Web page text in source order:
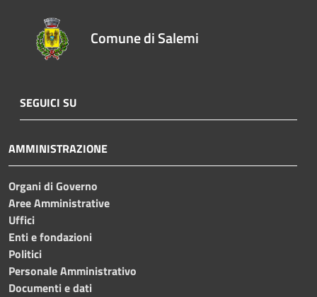
Comune di Salemi
SEGUICI SU
AMMINISTRAZIONE
Organi di Governo
Aree Amministrative
Uffici
Enti e fondazioni
Politici
Personale Amministrativo
Documenti e dati